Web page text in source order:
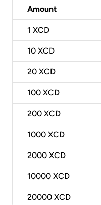
Amount
1 XCD
10 XCD
20 XCD
100 XCD
200 XCD
1000 XCD
2000 XCD
10000 XCD
20000 XCD